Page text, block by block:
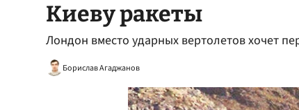
Киеву ракеты
Лондон вместо ударных вертолетов хочет
Борислав Агаджанов